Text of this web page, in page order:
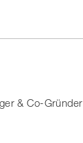
& Co-Gründer